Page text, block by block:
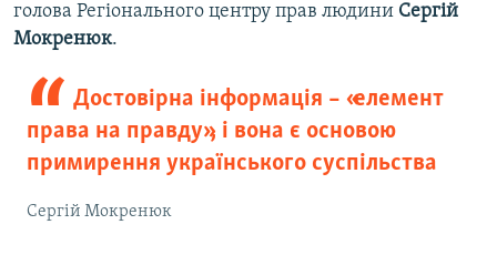
голова Регіонального центру прав людини Сергій
Мокренюк.
Достовірна інформація – «елемент
права на правду», і вона є основою
примирення українського суспільства
Сергій Мокренюк